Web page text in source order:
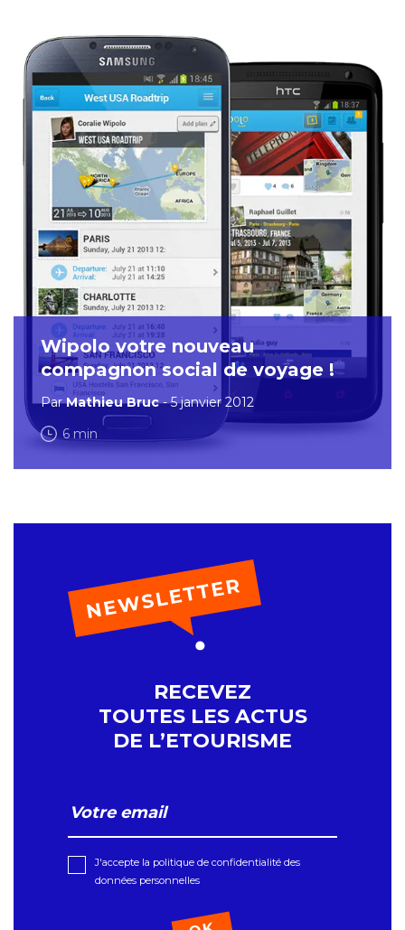
Wipolo votre nouveau
compagnon social de voyage !
ParMathieu Bruc- 5 janvier 2012
6 min
RECEVEZ
TOUTES LES ACTUS
DE L’ETOURISME
J'accepte la politique de confidentialité des
données personnelles